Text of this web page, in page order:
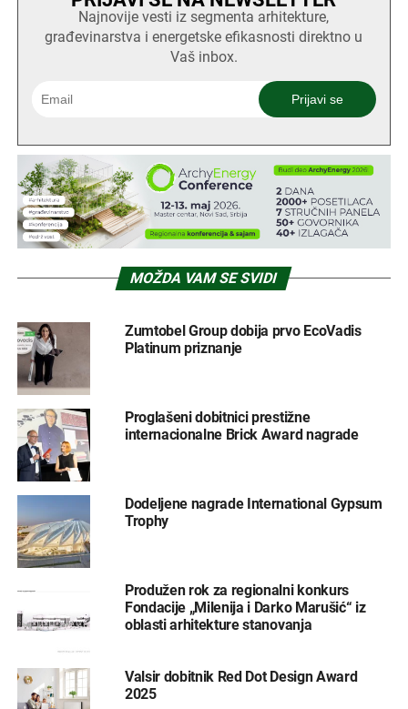
Najnovije vesti iz segmenta arhitekture,
građevinarstva i energetske efikasnosti direktno u
Vaš inbox.
MOŽDA VAM SE SVIDI
Zumtobel Group dobija prvo EcoVadis
Platinum priznanje
Proglašeni dobitnici prestižne
internacionalne Brick Award nagrade
Dodeljene nagrade International Gypsum
Trophy
Produžen rok za regionalni konkurs
Fondacije „Milenija i Darko Marušić“ iz
oblasti arhitekture stanovanja
Valsir dobitnik Red Dot Design Award
2025